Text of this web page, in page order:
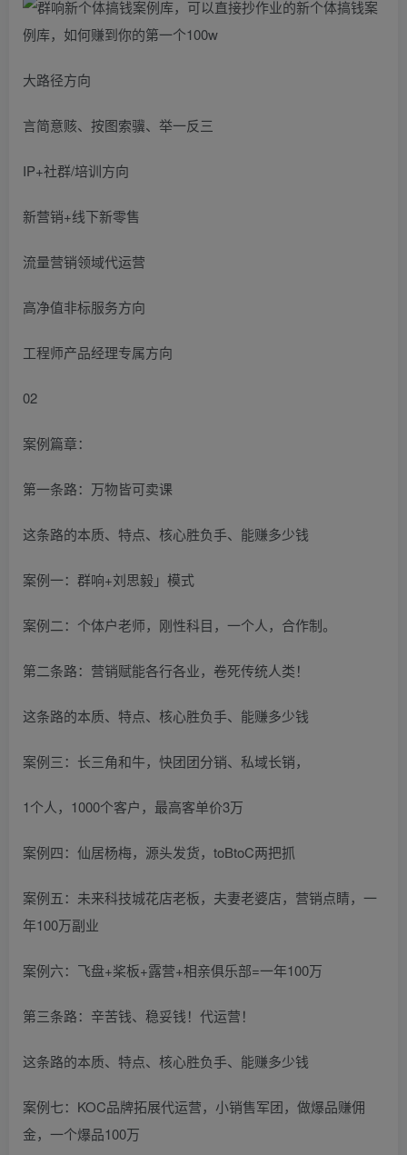
大路径方向
言简意赅、按图索骥、举一反三
IP+社群/培训方向
新营销+线下新零售
流量营销领域代运营
高净值非标服务方向
工程师产品经理专属方向
02
案例篇章：
第一条路：万物皆可卖课
这条路的本质、特点、核心胜负手、能赚多少钱
案例一：群响+刘思毅」模式
案例二：个体户老师，刚性科目，一个人，合作制。
第二条路：营销赋能各行各业，卷死传统人类！
这条路的本质、特点、核心胜负手、能赚多少钱
案例三：长三角和牛，快团团分销、私域长销，
1个人，1000个客户，最高客单价3万
案例四：仙居杨梅，源头发货，toBtoC两把抓
案例五：未来科技城花店老板，夫妻老婆店，营销点睛，一
年100万副业
案例六：飞盘+桨板+露营+相亲俱乐部=一年100万
第三条路：辛苦钱、稳妥钱！代运营！
这条路的本质、特点、核心胜负手、能赚多少钱
案例七：KOC品牌拓展代运营，小销售军团，做爆品赚佣
金，一个爆品100万